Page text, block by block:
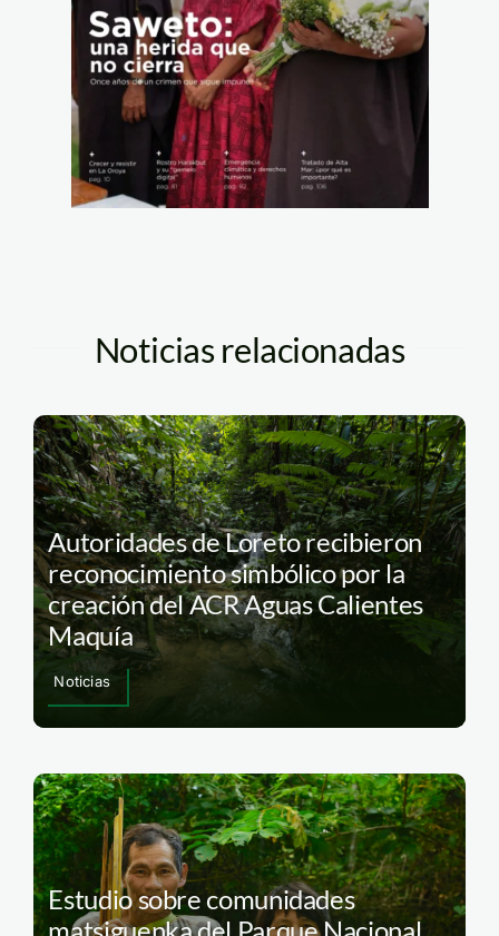
Noticias relacionadas
Autoridades de Loreto recibieron
reconocimiento simbólico por la
creación del ACR Aguas Calientes
Maquía
Noticias
Estudio sobre comunidades